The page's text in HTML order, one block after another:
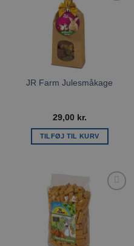
JR Farm Julesmåkage
29,00 kr.
TILFØJ TIL KURV